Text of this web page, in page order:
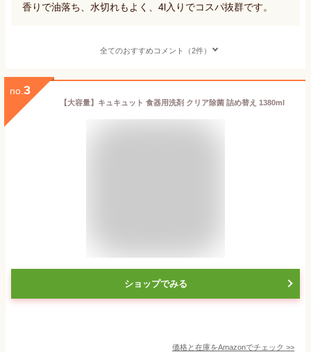
香りで油落ち、水切れもよく、4l入りでコスパ抜群です。
全てのおすすめコメント（2件）
no. 3
【大容量】キュキュット 食器用洗剤 クリア除菌 詰め替え 1380ml
ショップでみる
価格と在庫をAmazonでチェック >>